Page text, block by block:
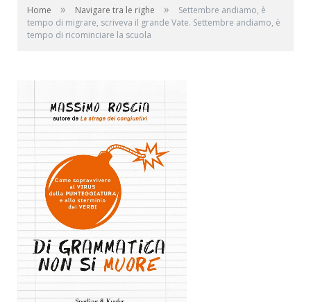
Home » Navigare tra le righe »
Settembre andiamo, è
tempo di migrare, scriveva il grande Vate. Settembre andiamo, è
tempo di ricominciare la scuola